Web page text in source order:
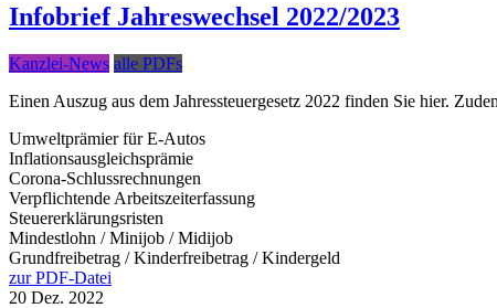
Infobrief Jahreswechsel 2022/2023
Kanzlei-News alle PDFs
Einen Auszug aus dem Jahressteuergesetz 2022 finden Sie hier.
Umweltprämier für E-Autos
Inflationsausgleichsprämie
Corona-Schlussrechnungen
Verpflichtende Arbeitszeiterfassung
Steuererklärungsristen
Mindestlohn / Minijob / Midijob
Grundfreibetrag / Kinderfreibetrag / Kindergeld
zur PDF-Datei
20 Dez. 2022